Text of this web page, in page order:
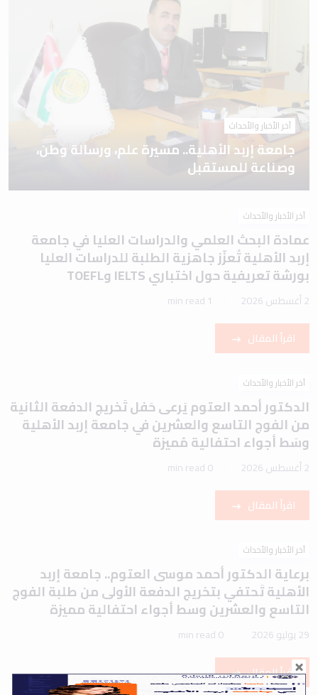
آخر الأخبار والأحداث
جامعة إربد الأهلية.. مسيرة علم، ورسالة وطن،
وصناعة للمستقبل
آخر الأخبار والأحداث
عمادة البحث العلمي والدراسات العليا في جامعة
إربد الأهلية تُعزّز جاهزية الطلبة للدراسات العليا
بورشة تعريفية حول اختباري IELTS وTOEFL
2 أغسطس 2026 1 min read
اقرأ المقال
آخر الأخبار والأحداث
الدكتور أحمد العتوم يَرعى حَفل تَخريج الدفعة الثانية
من الفوج التاسع والعشرين في جامعة إربد الأهلية
وسَط أجواء احتفالية مُميزة
2 أغسطس 2026 0 min read
اقرأ المقال
آخر الأخبار والأحداث
برعاية الدكتور أحمد موسى العتوم.. جامعة إربد
الأهلية تَحتفي بتخريج الدفعة الأولى من طلبة الفوج
التاسع والعشرين وسط أجواء احتفالية مميزة
29 يوليو 2026 0 min read
اقرأ المقال